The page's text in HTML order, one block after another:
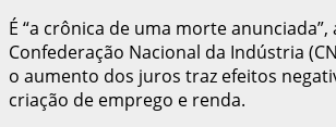
É “a crônica de uma morte anunciada”,
Confederação Nacional da Indústria
o aumento dos juros traz efeitos
criação de emprego e renda.